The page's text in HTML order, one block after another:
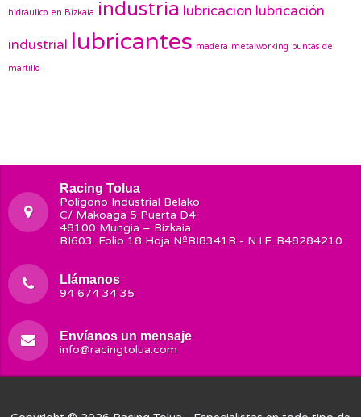
hidráulico en Bizkaia industria lubricacion lubricación
industrial lubricantes madera metalworking puntas de
martillo
Racing Tolua
Polígono Industrial Belako
C/ Makoaga 5 Puerta D4
48100 Mungia – Bizkaia
BI603. Folio 18 Hoja NºBI8341B - N.I.F. B48284210
Llámanos
94 674 34 35
Envíanos un mensaje
info@racingtolua.com